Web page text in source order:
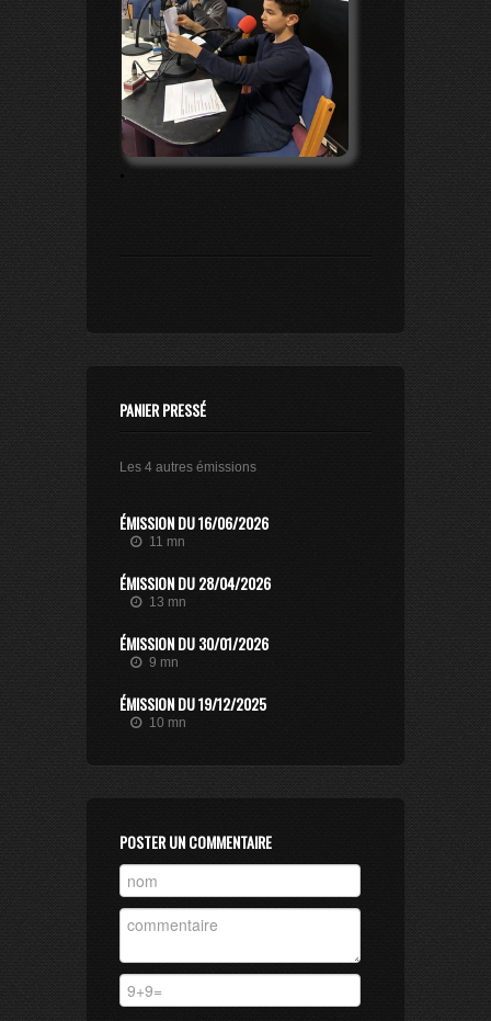
.
PANIER PRESSÉ
Les 4 autres émissions
ÉMISSION DU 16/06/2026
11 mn
ÉMISSION DU 28/04/2026
13 mn
ÉMISSION DU 30/01/2026
9 mn
ÉMISSION DU 19/12/2025
10 mn
POSTER UN COMMENTAIRE